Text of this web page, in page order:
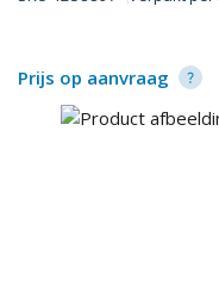
Prijs op aanvraag